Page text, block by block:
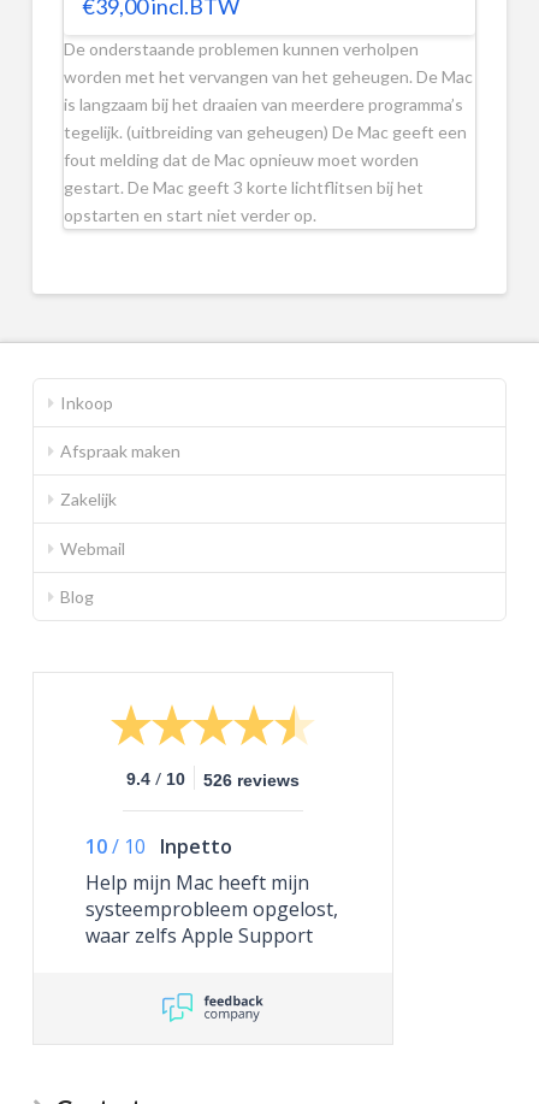
€39,00incl.BTW
De onderstaande problemen kunnen verholpen
worden met het vervangen van het geheugen. De Mac
is langzaam bij het draaien van meerdere programma’s
tegelijk. (uitbreiding van geheugen) De Mac geeft een
fout melding dat de Mac opnieuw moet worden
gestart. De Mac geeft 3 korte lichtflitsen bij het
opstarten en start niet verder op.
Inkoop
Afspraak maken
Zakelijk
Webmail
Blog
9.4 / 10 526 reviews
10/ 10
Inpetto
Help mijn Mac heeft mijn
systeemprobleem opgelost,
waar zelfs Apple Support